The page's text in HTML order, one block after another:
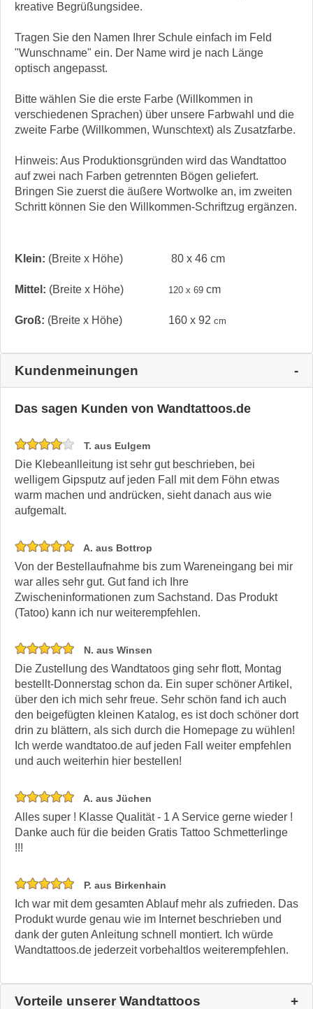
kreative Begrüßungsidee.
Tragen Sie den Namen Ihrer Schule einfach im Feld
"Wunschname" ein. Der Name wird je nach Länge
optisch angepasst.
Bitte wählen Sie die erste Farbe (Willkommen in
verschiedenen Sprachen) über unsere Farbwahl und die
zweite Farbe (Willkommen, Wunschtext) als Zusatzfarbe.
Hinweis: Aus Produktionsgründen wird das Wandtattoo
auf zwei nach Farben getrennten Bögen geliefert.
Bringen Sie zuerst die äußere Wortwolke an, im zweiten
Schritt können Sie den Willkommen-Schriftzug ergänzen.
Klein: (Breite x Höhe) 80 x 46 cm
Mittel: (Breite x Höhe) 120 x 69 cm
Groß: (Breite x Höhe) 160 x 92 cm
Kundenmeinungen
Das sagen Kunden von Wandtattoos.de
T. aus Eulgem
Die Klebeanlleitung ist sehr gut beschrieben, bei
welligem Gipsputz auf jeden Fall mit dem Föhn etwas
warm machen und andrücken, sieht danach aus wie
aufgemalt.
A. aus Bottrop
Von der Bestellaufnahme bis zum Wareneingang bei mir
war alles sehr gut. Gut fand ich Ihre
Zwischeninformationen zum Sachstand. Das Produkt
(Tatoo) kann ich nur weiterempfehlen.
N. aus Winsen
Die Zustellung des Wandtatoos ging sehr flott, Montag
bestellt-Donnerstag schon da. Ein super schöner Artikel,
über den ich mich sehr freue. Sehr schön fand ich auch
den beigefügten kleinen Katalog, es ist doch schöner dort
drin zu blättern, als sich durch die Homepage zu wühlen!
Ich werde wandtatoo.de auf jeden Fall weiter empfehlen
und auch weiterhin hier bestellen!
A. aus Jüchen
Alles super ! Klasse Qualität - 1 A Service gerne wieder !
Danke auch für die beiden Gratis Tattoo Schmetterlinge
!!!
P. aus Birkenhain
Ich war mit dem gesamten Ablauf mehr als zufrieden. Das
Produkt wurde genau wie im Internet beschrieben und
dank der guten Anleitung schnell montiert. Ich würde
Wandtattoos.de jederzeit vorbehaltlos weiterempfehlen.
Vorteile unserer Wandtattoos